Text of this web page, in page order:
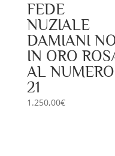
FEDE
NUZIALE
DAMIANI
IN ORO
AL NUMERO
21
1.250,00€